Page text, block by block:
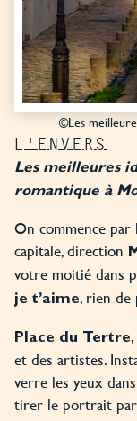
©Les
L'ENVERS
Les meilleures
romantique à
On commence
capitale, direction
votre moitié dans
je t’aime, rien de
Place du Tertre
et des artistes.
verre les yeux
tirer le portrait